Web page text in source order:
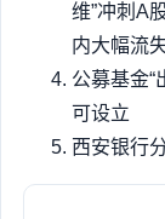
维”冲刺A
内大幅流
公募基金“
可设立
西安银行